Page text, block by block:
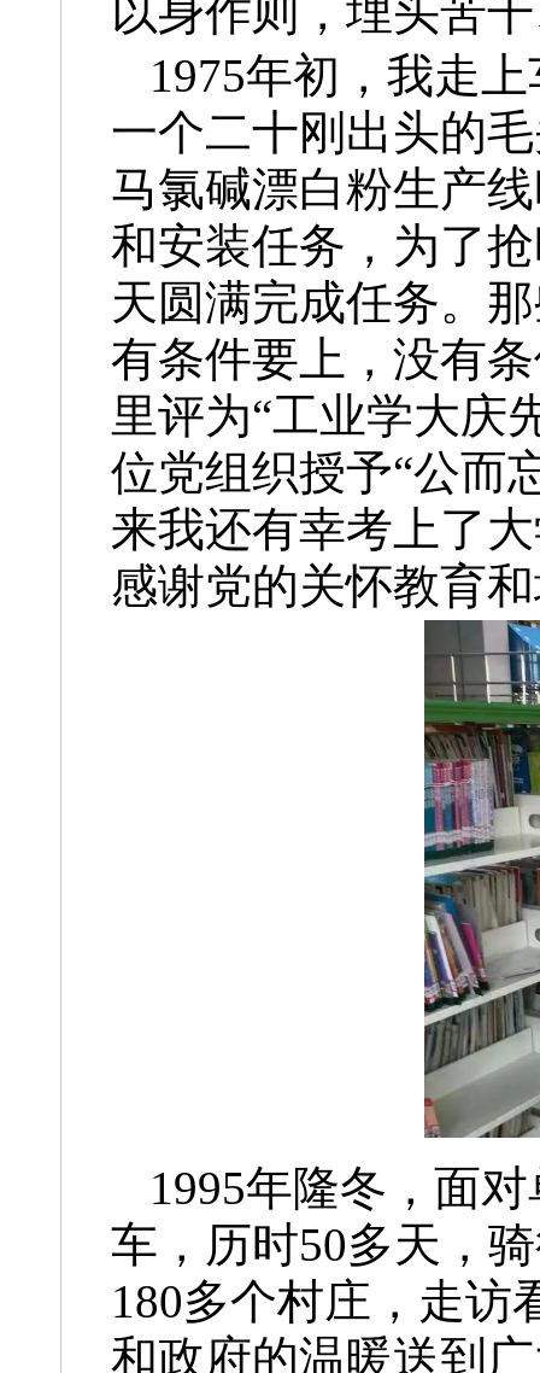
以身作则，埋头苦
1975年初，我走
一个二十刚出头的
马氯碱漂白粉生产
和安装任务，为了
天圆满完成任务。
有条件要上，没有
里评为“工业学大庆
位党组织授予“公而
来我还有幸考上了
感谢党的关怀教育
1995年隆冬，面
车，历时50多天，
180多个村庄，走访
和政府的温暖送到